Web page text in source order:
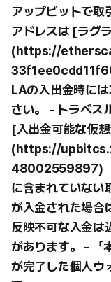
アップビットで取
アドレスは [ラグ
(https://
LAの入出金時に
さい。 - トラベス
[入出金可能な仮
(https://
48002559897)
に含まれていない
が入金された場合
反映不可な入金は
があります。 - 「
が完了した個人ウ